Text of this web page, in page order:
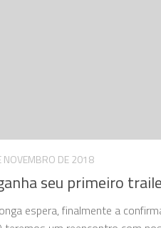
NOVEMBRO DE 2018
seu primeiro
espera, finalmente a